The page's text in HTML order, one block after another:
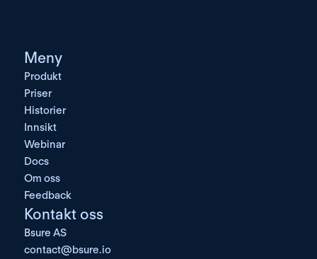
Meny
Produkt
Priser
Historier
Innsikt
Webinar
Docs
Om oss
Feedback
Kontakt oss
Bsure AS
contact@bsure.io